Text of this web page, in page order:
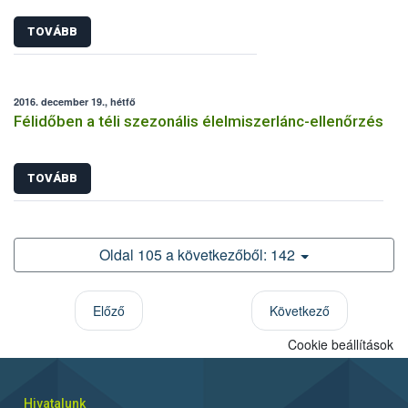
TOVÁBB
2016. december 19., hétfő
Félidőben a téli szezonális élelmiszerlánc-ellenőrzés
TOVÁBB
Oldal 105 a következőből: 142
Előző
Következő
Cookie beállítások
Hivatalunk